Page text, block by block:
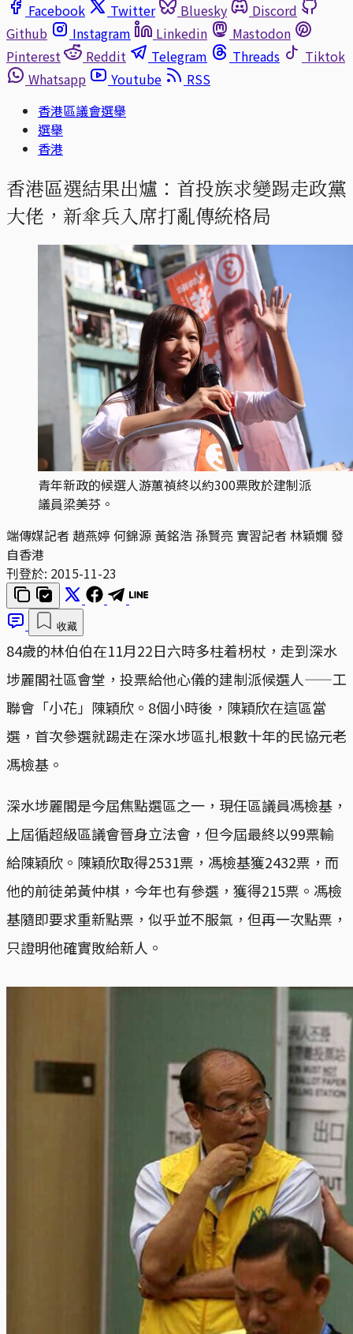
Facebook
Twitter Bluesky
Discord
Github
Instagram Linkedin
Mastodon
Pinterest
Reddit Telegram Threads
Tiktok
Whatsapp
Youtube
RSS
香港區議會選舉
選舉
香港
香港區選結果出爐：首投族求變踢走政黨
大佬，新傘兵入席打亂傳統格局
青年新政的候選人游蕙禎終以約300票敗於建制派
議員梁美芬。
端傳媒記者 趙燕婷 何錦源 黃銘浩 孫賢亮 實習記者 林穎嫺 發
自香港
刊登於: 2015-11-23
收藏
84歲的林伯伯在11月22日六時多柱着枴杖，走到深水
埗麗閣社區會堂，投票給他心儀的建制派候選人——工
聯會「小花」陳穎欣。8個小時後，陳穎欣在這區當
選，首次參選就踢走在深水埗區扎根數十年的民協元老
馮檢基。
深水埗麗閣是今屆焦點選區之一，現任區議員馮檢基，
上屆循超級區議會晉身立法會，但今屆最終以99票輸
給陳穎欣。陳穎欣取得2531票，馮檢基獲2432票，而
他的前徒弟黃仲棋，今年也有參選，獲得215票。馮檢
基隨即要求重新點票，似乎並不服氣，但再一次點票，
只證明他確實敗給新人。